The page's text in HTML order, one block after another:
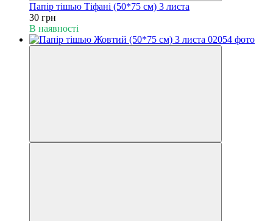
Папір тішью Тіфані (50*75 см) 3 листа
30 грн
В наявності